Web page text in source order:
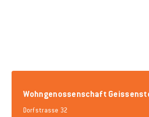
Wohngenossenschaft
Dorfstrasse 32